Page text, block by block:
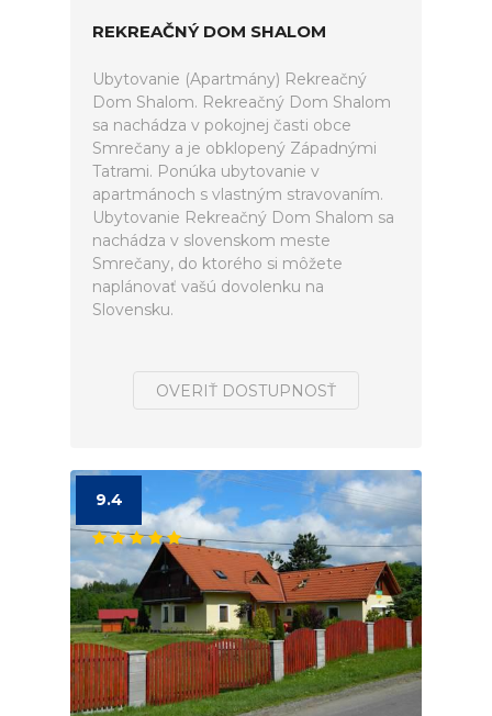
REKREAČNÝ DOM SHALOM
Ubytovanie (Apartmány) Rekreačný
Dom Shalom. Rekreačný Dom Shalom
sa nachádza v pokojnej časti obce
Smrečany a je obklopený Západnými
Tatrami. Ponúka ubytovanie v
apartmánoch s vlastným stravovaním.
Ubytovanie Rekreačný Dom Shalom sa
nachádza v slovenskom meste
Smrečany, do ktorého si môžete
naplánovať vašú dovolenku na
Slovensku.
OVERIŤ DOSTUPNOSŤ
9.4